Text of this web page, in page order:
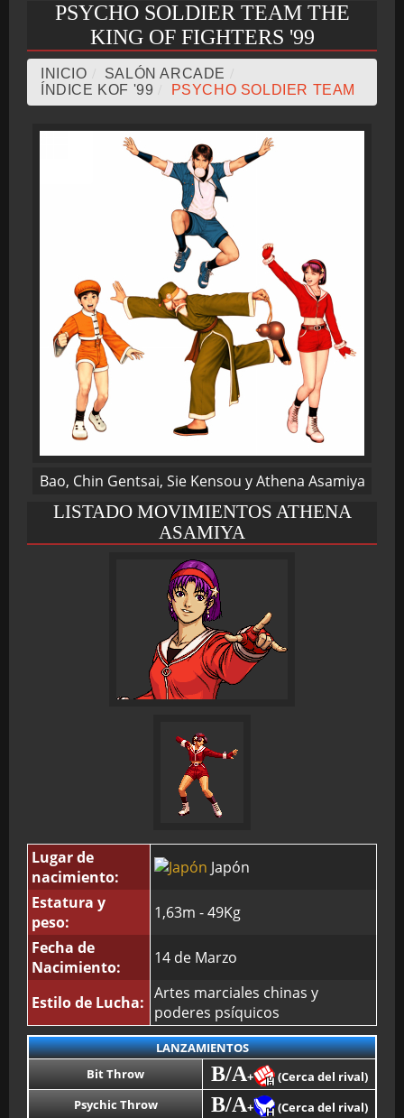
PSYCHO SOLDIER TEAM THE
KING OF FIGHTERS '99
INICIO SALÓN ARCADE
ÍNDICE KOF '99
PSYCHO SOLDIER TEAM
Bao, Chin Gentsai, Sie Kensou y Athena Asamiya
LISTADO MOVIMIENTOS ATHENA
ASAMIYA
Lugar de
nacimiento:
Japón
Estatura y
peso:
1,63m - 49Kg
Fecha de
Nacimiento:
14 de Marzo
Estilo de Lucha: Artes marciales chinas y
poderes psíquicos
LANZAMIENTOS
Bit Throw
B/A+
(Cerca del rival)
Psychic Throw
B/A+ (Cerca del rival)